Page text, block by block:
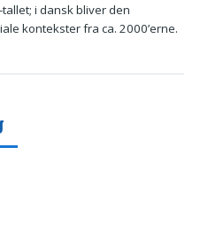
i dansk bliver den
kontekster fra ca. 2000’erne.